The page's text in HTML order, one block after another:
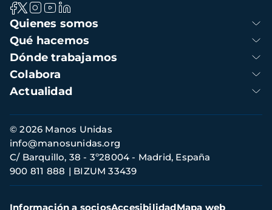
Navegación
principal
Quienes somos
Qué hacemos
Dónde trabajamos
Colabora
Actualidad
Información
de
contacto
© 2026 Manos Unidas
C/ Barquillo, 38 - 3º28004 - Madrid, España
900 811 888
BIZUM 33439
info@manosunidas.org
Menú
Información a sociosAccesibilidadMapa web